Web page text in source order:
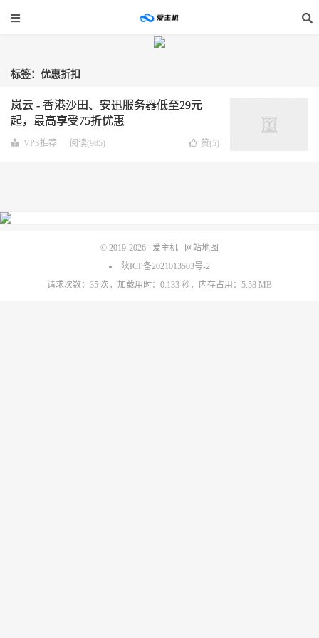
标签：优惠折扣
岚云 - 香港沙田、安迅服务器低至29元
起，最高享受75折优惠
VPS推荐 阅读(985) 赞(5)
© 2019-2026 爱主机
网站地图
陕ICP备2021013503号-2
请求次数：35 次，加载用时：0.133 秒，内存占用：5.58 MB